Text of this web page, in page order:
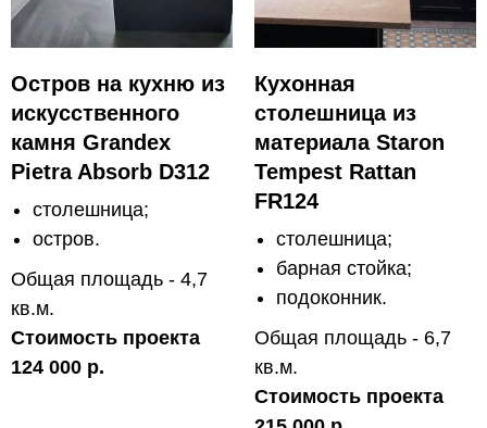
Остров на кухню из
искусственного
камня Grandex
Pietra Absorb D312
столешница;
остров.
Общая площадь - 4,7
кв.м.
Стоимость проекта
124 000 р.
Кухонная
столешница из
материала Staron
Tempest Rattan
FR124
столешница;
барная стойка;
подоконник.
Общая площадь - 6,7
кв.м.
Стоимость проекта